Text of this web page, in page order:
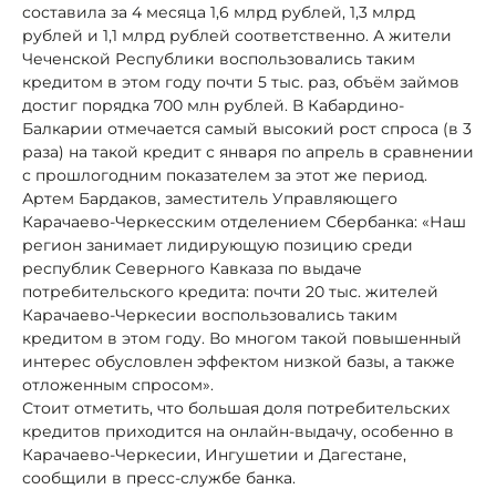
составила за 4 месяца 1,6 млрд рублей, 1,3 млрд
рублей и 1,1 млрд рублей соответственно. А жители
Чеченской Республики воспользовались таким
кредитом в этом году почти 5 тыс. раз, объём займов
достиг порядка 700 млн рублей. В Кабардино-
Балкарии отмечается самый высокий рост спроса (в 3
раза) на такой кредит с января по апрель в сравнении
с прошлогодним показателем за этот же период.
Артем Бардаков, заместитель Управляющего
Карачаево-Черкесским отделением Сбербанка: «Наш
регион занимает лидирующую позицию среди
республик Северного Кавказа по выдаче
потребительского кредита: почти 20 тыс. жителей
Карачаево-Черкесии воспользовались таким
кредитом в этом году. Во многом такой повышенный
интерес обусловлен эффектом низкой базы, а также
отложенным спросом».
Стоит отметить, что большая доля потребительских
кредитов приходится на онлайн-выдачу, особенно в
Карачаево-Черкесии, Ингушетии и Дагестане,
сообщили в пресс-службе банка.